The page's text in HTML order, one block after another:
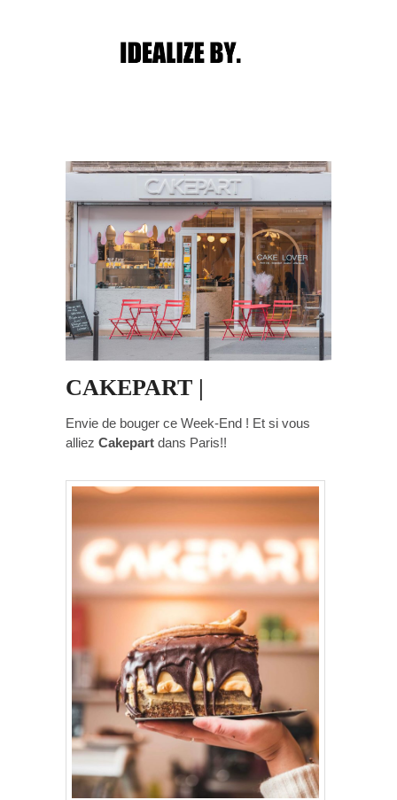
Post navigation
CAKEPART |
Envie de bouger ce Week-End ! Et si vous
alliez Cakepart dans Paris!!